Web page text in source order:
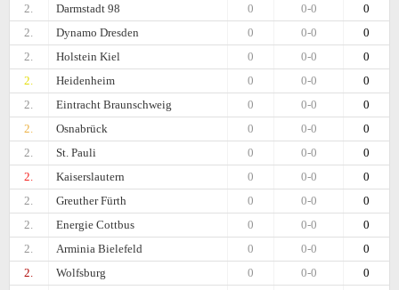
2.
Darmstadt 98 0
0-0
0
2.
Dynamo Dresden 0
0-0
0
2.
Holstein Kiel 0
0-0
0
2.
Heidenheim 0
0-0
0
2.
Eintracht Braunschweig 0
0-0
0
2.
Osnabrück 0
0-0
0
2.
St. Pauli 0
0-0
0
2.
Kaiserslautern 0
0-0
0
2.
Greuther Fürth 0
0-0
0
2.
Energie Cottbus 0
0-0
0
2.
Arminia Bielefeld 0
0-0
0
2.
Wolfsburg 0
0-0
0